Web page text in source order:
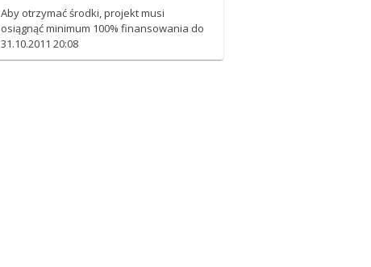
Aby otrzymać środki, projekt musi
osiągnąć minimum 100% finansowania do
31.10.2011 20:08